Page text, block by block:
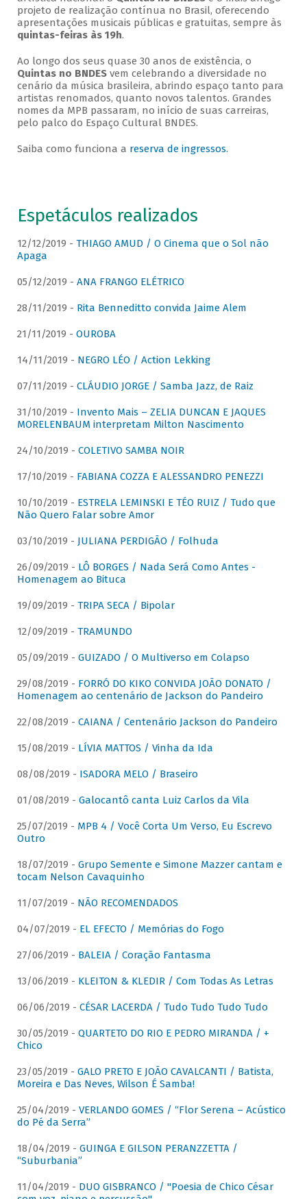
projeto de realização contínua no Brasil, oferecendo
apresentações musicais públicas e gratuitas, sempre às
quintas-feiras às 19h.
Ao longo dos seus quase 30 anos de existência, o
Quintas no BNDESvem celebrando a diversidade no
cenário da música brasileira, abrindo espaço tanto para
artistas renomados, quanto novos talentos. Grandes
nomes da MPB passaram, no início de suas carreiras,
pelo palco do Espaço Cultural BNDES.
Saiba como funciona a reserva de ingressos.
Espetáculos realizados
12/12/2019 - THIAGO AMUD / O Cinema que o Sol não
Apaga
05/12/2019 - ANA FRANGO ELÉTRICO
28/11/2019 - Rita Benneditto convida Jaime Alem
21/11/2019 - OUROBA
14/11/2019 - NEGRO LÉO / Action Lekking
07/11/2019 - CLÁUDIO JORGE / Samba Jazz, de Raiz
31/10/2019 - Invento Mais – ZELIA DUNCAN E JAQUES
MORELENBAUM interpretam Milton Nascimento
24/10/2019 - COLETIVO SAMBA NOIR
17/10/2019 - FABIANA COZZA E ALESSANDRO PENEZZI
10/10/2019 - ESTRELA LEMINSKI E TÉO RUIZ / Tudo que
Não Quero Falar sobre Amor
03/10/2019 - JULIANA PERDIGÃO / Folhuda
26/09/2019 - LÔ BORGES / Nada Será Como Antes -
Homenagem ao Bituca
19/09/2019 - TRIPA SECA / Bipolar
12/09/2019 - TRAMUNDO
05/09/2019 - GUIZADO / O Multiverso em Colapso
29/08/2019 - FORRÓ DO KIKO CONVIDA JOÃO DONATO /
Homenagem ao centenário de Jackson do Pandeiro
22/08/2019 - CAIANA / Centenário Jackson do Pandeiro
15/08/2019 - LÍVIA MATTOS / Vinha da Ida
08/08/2019 - ISADORA MELO / Braseiro
01/08/2019 - Galocantô canta Luiz Carlos da Vila
25/07/2019 - MPB 4 / Você Corta Um Verso, Eu Escrevo
Outro
18/07/2019 - Grupo Semente e Simone Mazzer cantam e
tocam Nelson Cavaquinho
11/07/2019 - NÃO RECOMENDADOS
04/07/2019 - EL EFECTO / Memórias do Fogo
27/06/2019 - BALEIA / Coração Fantasma
13/06/2019 - KLEITON & KLEDIR / Com Todas As Letras
06/06/2019 - CÉSAR LACERDA / Tudo Tudo Tudo Tudo
30/05/2019 - QUARTETO DO RIO E PEDRO MIRANDA / +
Chico
23/05/2019 - GALO PRETO E JOÃO CAVALCANTI / Batista,
Moreira e Das Neves, Wilson É Samba!
25/04/2019 - VERLANDO GOMES / “Flor Serena – Acústico
do Pé da Serra”
18/04/2019 - GUINGA E GILSON PERANZZETTA /
“Suburbania”
11/04/2019 - DUO GISBRANCO / "Poesia de Chico César